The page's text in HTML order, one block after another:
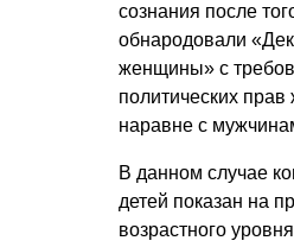
сознания после
обнародовали
женщины» с
политических
наравне с
В данном случае
детей показан на
возрастного